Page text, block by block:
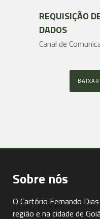
REQUISIÇÃO
DADOS
Canal de
Sobre nós
O Cartório Fernando
região e na cidade de